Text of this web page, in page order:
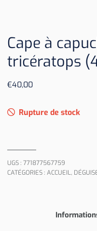
Cape à
tricératops
€40,00
Rupture de stock
UGS : 771877567759
CATÉGORIES : ACCUEIL,